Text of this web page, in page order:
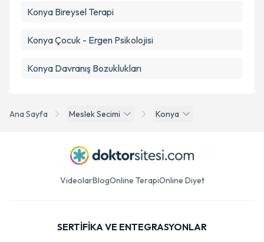
Ana Sayfa Meslek Secimi Konya
Konya Bireysel Terapi
Konya Çocuk - Ergen Psikolojisi
Konya Davranış Bozuklukları
VideolarBlogOnline TerapiOnline Diyet
SERTİFİKA VE ENTEGRASYONLAR